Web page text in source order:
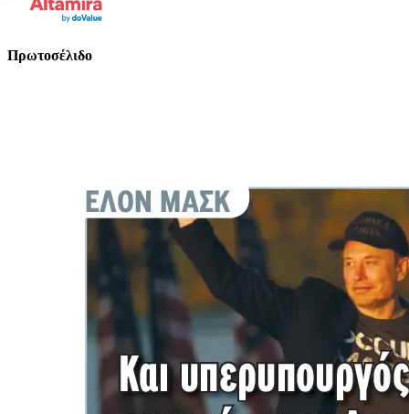
Πρωτοσέλιδο